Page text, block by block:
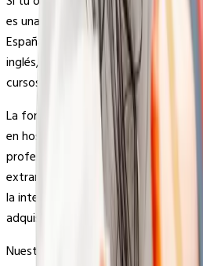
es una alternativa excelente frente a
España. Nuestros programas
inglés, con acceso a prácticas
cursos y un título reconocido en
La formación combina teoría y
en hospitales y centros de salud, con
profesionales experimentados.
extranjero europeo ofrece un
la interacción con estudiantes de
adquisición de competencias
Nuestros programas europeos